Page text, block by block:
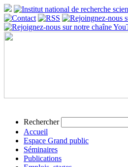
Rechercher
Accueil
Espace Grand public
Séminaires
Publications